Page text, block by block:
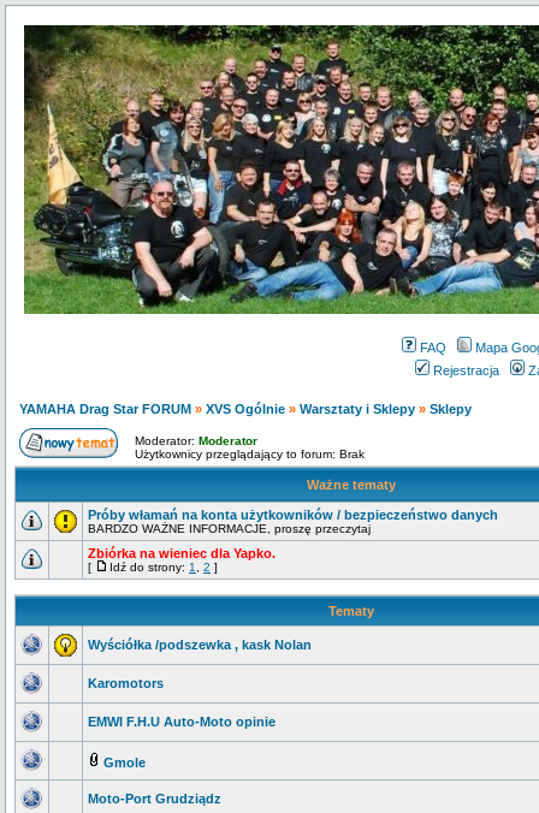
FAQ
Mapa
Rejestracja
YAMAHA Drag Star FORUM » XVS Ogólnie » Warsztaty i Sklepy » Sklepy
Moderator: Moderator
Użytkownicy przeglądający to forum: Brak
Ważne tematy
Próby włamań na konta użytkowników / bezpieczeństwo danych
BARDZO WAŻNE INFORMACJE, proszę przeczytaj
Zbiórka na wieniec dla Yapko.
[ Idź do strony: 1 2 ]
Tematy
Wyściółka /podszewka , kask Nolan
Karomotors
EMWI F.H.U Auto-Moto opinie
Gmole
Moto-Port Grudziądz